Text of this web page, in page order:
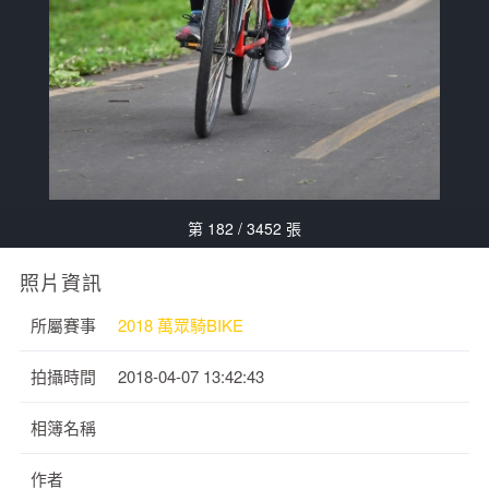
第 182 / 3452 張
照片資訊
所屬賽事 2018 萬眾騎BIKE
拍攝時間 2018-04-07 13:42:43
相簿名稱
作者